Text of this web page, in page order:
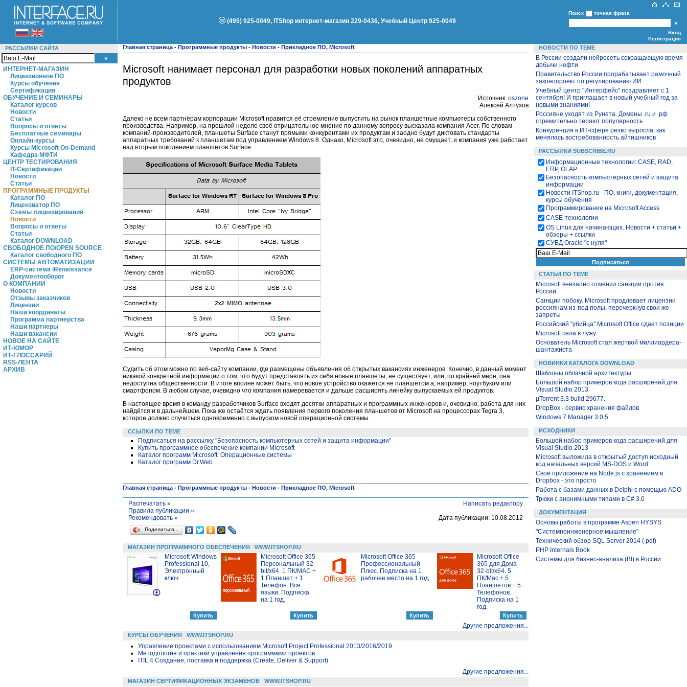
(495) 925-0049, ITShop интернет-магазин 229-0436, Учебный Центр 925-0049
Поиск точная фраза
Вход
Регистрация
РАССЫЛКИ САЙТА
ИНТЕРНЕТ-МАГАЗИН
Лицензионное ПО
Курсы обучения
Сертификация
ОБУЧЕНИЕ И СЕМИНАРЫ
Каталог курсов
Новости
Статьи
Вопросы и ответы
Бесплатные семинары
Онлайн-курсы
Курсы Microsoft On-Demand
Кафедра МФТИ
ЦЕНТР ТЕСТИРОВАНИЯ
IT-Сертификации
Новости
Статьи
ПРОГРАММНЫЕ ПРОДУКТЫ
Каталог ПО
Лицензиатор ПО
Схемы лицензирования
Новости
Вопросы и ответы
Статьи
Каталог DOWNLOAD
СВОБОДНОЕ ПО/OPEN SOURCE
Каталог свободного ПО
СИСТЕМЫ АВТОМАТИЗАЦИИ
ERP-система iRenaissance
Документооборот
О КОМПАНИИ
Новости
Отзывы заказчиков
Лицензии
Наши координаты
Программа партнерства
Наши партнеры
Наши вакансии
НОВОЕ НА САЙТЕ
ИТ-ЮМОР
ИТ-ГЛОССАРИЙ
RSS-ЛЕНТА
АРХИВ
Главная страница - Программные продукты - Новости - Прикладное ПО, Microsoft
Microsoft нанимает персонал для разработки новых поколений аппаратных
продуктов
Источник: oszone
Алексей Алтухов
Далеко не всем партнёрам корпорации Microsoft нравится её стремление выпустить на рынок планшетные компьютеры собственного
производства. Например, на прошлой неделе своё отрицательное мнение по данному вопросу высказала компания Acer. По словам
компаний-производителей, планшеты Surface станут прямыми конкурентами их продуктам и заодно будут диктовать стандарты
аппаратных требований к планшетам под управлением Windows 8. Однако, Microsoft это, очевидно, не смущает, и компания уже работает
над вторым поколением планшетов Surface.
Судить об этом можно по веб-сайту компании, где размещены объявления об открытых вакансиях инженеров. Конечно, в данный момент
никакой конкретной информации о том, что будут представлять из себя новые планшеты, не существует, или, по крайней мере, она
недоступна общественности. В итоге вполне может быть, что новое устройство окажется не планшетом а, например, ноутбуком или
смартфоном. В любом случае, очевидно что компания намеревается и дальше расширять линейку выпускаемых ей продуктов.
В настоящее время в команду разработчиков Surface входят десятки аппаратных и программных инженеров и, очевидно, работа для них
найдётся и в дальнейшем. Пока же остаётся ждать появления первого поколения планшетов от Microsoft на процессорах Tegra 3,
которое должно случиться одновременно с выпуском новой операционной системы.
ССЫЛКИ ПО ТЕМЕ
Подписаться на рассылку "Безопасность компьютерных сетей и защита информации"
Купить программное обеспечение компании Microsoft
Каталог программ Microsoft: Операционные системы
Каталог программ Dr.Web
Главная страница - Программные продукты - Новости - Прикладное ПО, Microsoft
Распечатать »
Правила публикации »
Написать редактору
Рекомендовать »
Дата публикации: 10.08.2012
Поделиться…
МАГАЗИН ПРОГРАММНОГО ОБЕСПЕЧЕНИЯ WWW.ITSHOP.RU
Microsoft Windows
Professional 10,
Электронный
ключ
Microsoft Office 365
Персональный 32-
bit/x64. 1 ПК/MAC +
1 Планшет + 1
Телефон. Все
языки. Подписка
на 1 год.
Microsoft Office 365
Профессиональный
Плюс. Подписка на 1
рабочее место на 1 год
Microsoft Office
365 для Дома
32-bit/x64. 5
ПК/Mac + 5
Планшетов + 5
Телефонов.
Подписка на 1
год.
Другие предложения...
КУРСЫ ОБУЧЕНИЯ WWW.ITSHOP.RU
Управление проектами с использованием Microsoft Project Professional 2013/2016/2019
Методология и практики управления программами проектов
ITIL 4 Создание, поставка и поддержка (Create, Deliver & Support)
Другие предложения...
МАГАЗИН СЕРТИФИКАЦИОННЫХ ЭКЗАМЕНОВ WWW.ITSHOP.RU
НОВОСТИ ПО ТЕМЕ
В России создали нейросеть сокращающую время
добычи нефти
Правительство России прорабатывает рамочный
законопроект по регулированию ИИ
Учебный центр "Интерфейс" поздравляет с 1
сентября! И приглашает в новый учебный год за
новыми знаниями!
Россияне уходят из Рунета. Домены .ru и .рф
стремительно теряют популярность
Конкуренция в ИТ-сфере резко выросла: как
менялась востребованность айтишников
РАССЫЛКИ SUBSCRIBE.RU
Информационные технологии: CASE, RAD,
ERP, OLAP
Безопасность компьютерных сетей и защита
информации
Новости ITShop.ru - ПО, книги, документация,
курсы обучения
Программирование на Microsoft Access
CASE-технологии
OS Linux для начинающих. Новости + статьи +
обзоры + ссылки
СУБД Oracle "с нуля"
СТАТЬИ ПО ТЕМЕ
Microsoft внезапно отменил санкции против
России
Санкции побоку. Microsoft продлевает лицензии
россиянам из-под полы, перечеркнув свои же
запреты
Российский "убийца" Microsoft Office сдает позиции
Microsoft села в лужу
Основатель Microsoft стал жертвой миллиардера-
шантажиста
НОВИНКИ КАТАЛОГА DOWNLOAD
Шаблоны облачной архитектуры
Большой набор примеров кода расширений для
Visual Studio 2013
µTorrent 3.3 build 29677.
DropBox - сервис хранения файлов
Windows 7 Manager 3.0.5
ИСХОДНИКИ
Большой набор примеров кода расширений для
Visual Studio 2013
Microsoft выложила в открытый доступ исходный
код начальных версий MS-DOS и Word
Своё приложение на Node.js с хранением в
Dropbox - это просто
Работа с базами данных в Delphi с помощью ADO
Трюки с анонимными типами в C# 3.0
ДОКУМЕНТАЦИЯ
Основы работы в программе Aspen HYSYS
"Системноинженерное мышление"
Технический обзор SQL Server 2014 (.pdf)
PHP Internals Book
Системы для бизнес-анализа (BI) в России